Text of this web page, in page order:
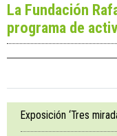
La Fundación
programa de
Exposición ‘Tres